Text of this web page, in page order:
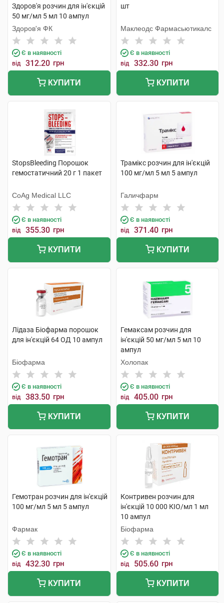
Здоров'я розчин для ін'єкцій
50 мг/мл 5 мл 10 ампул
Здоров'я ФК
Є в наявності
від 312.20 грн
КУПИТИ
шт
Маклеодс Фармасьютикалс
Є в наявності
від 332.30 грн
КУПИТИ
StopsBleeding Порошок
гемостатичний 20 г 1 пакет
CoAg Medical LLC
Є в наявності
від 355.30 грн
КУПИТИ
Трамікс розчин для ін'єкцій
100 мг/мл 5 мл 5 ампул
Галичфарм
Є в наявності
від 371.40 грн
КУПИТИ
Лідаза Біофарма порошок
для ін'єкцій 64 ОД 10 ампул
Біофарма
Є в наявності
від 383.50 грн
КУПИТИ
Гемаксам розчин для
ін'єкцій 50 мг/мл 5 мл 10
ампул
Холопак
Є в наявності
від 405.00 грн
КУПИТИ
Гемотран розчин для ін'єкцій
100 мг/мл 5 мл 5 ампул
Фармак
Є в наявності
від 432.30 грн
КУПИТИ
Контривен розчин для
ін'єкцій 10 000 КІО/мл 1 мл
10 ампул
Біофарма
Є в наявності
від 505.60 грн
КУПИТИ